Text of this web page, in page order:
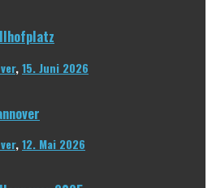
,15. Juni 2026
,12. Mai 2026